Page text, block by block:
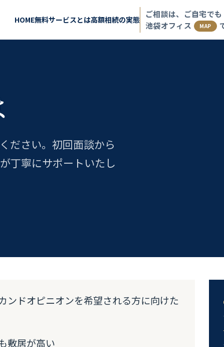
HOME無料サービスとは高額相続の実態
ご相談は、ご自宅でも
池袋オフィス
MAP
ださい。初回面談から
丁寧にサポートいたし
ンドオピニオンを希望される方に向けた
敷居が高い